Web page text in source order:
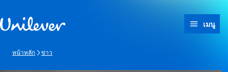
เมนู
หน้าหลัก ข่าว